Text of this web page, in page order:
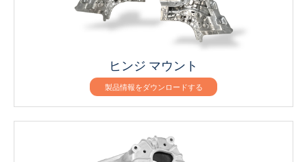
ヒンジ マウント
製品情報をダウンロードする